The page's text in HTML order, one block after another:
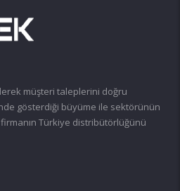
müşteri taleplerini doğru
gösterdiği büyüme ile sektörünün
Türkiye distribütörlüğünü